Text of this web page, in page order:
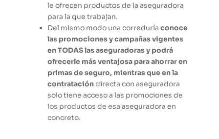
le ofrecen productos de la aseguradora
para la que trabajan.
Del mismo modo una correduría conoce
las promociones y campañas vigentes
en TODAS las aseguradoras y podrá
ofrecerle más ventajosa para ahorrar en
primas de seguro, mientras que en la
contratacióndirecta con aseguradora
solo tiene acceso a las promociones de
los productos de esa aseguradora en
concreto.